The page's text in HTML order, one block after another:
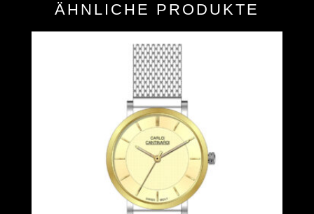
ÄHNLICHE PRODUKTE